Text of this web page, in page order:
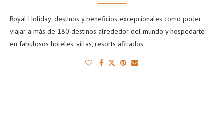
Royal Holiday: destinos y beneficios excepcionales como poder
viajar a más de 180 destinos alrededor del mundo y hospedarte
en fabulosos hoteles, villas, resorts afiliados …